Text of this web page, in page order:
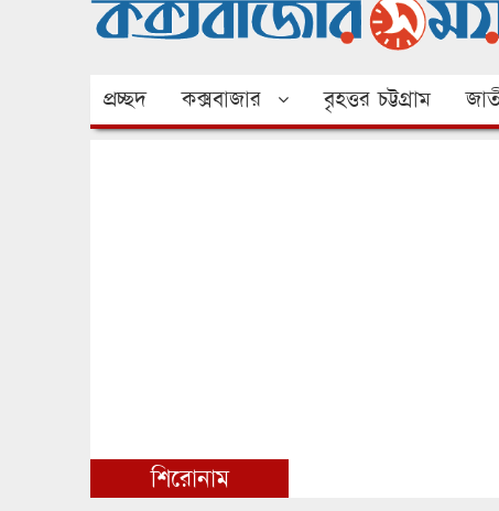
প্রচ্ছদ কক্সবাজার বৃহত্তর চট্টগ্রাম
শিরোনাম